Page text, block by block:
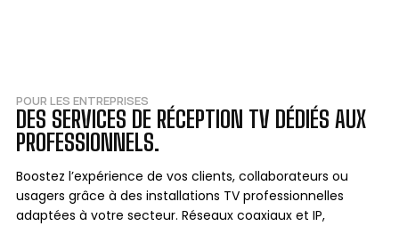
POUR LES ENTREPRISES
DES SERVICES DE RÉCEPTION TV DÉDIÉS AUX
PROFESSIONNELS.
Boostez l’expérience de vos clients, collaborateurs ou
usagers grâce à des installations TV professionnelles
adaptées à votre secteur. Réseaux coaxiaux et IP,